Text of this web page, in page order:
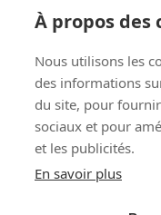
Le blog
CGV Mentions
© 2011 - 2026
À propos des
Nous utilisons les
des informations
du site, pour
sociaux et pour
et les publicités.
En savoir plus